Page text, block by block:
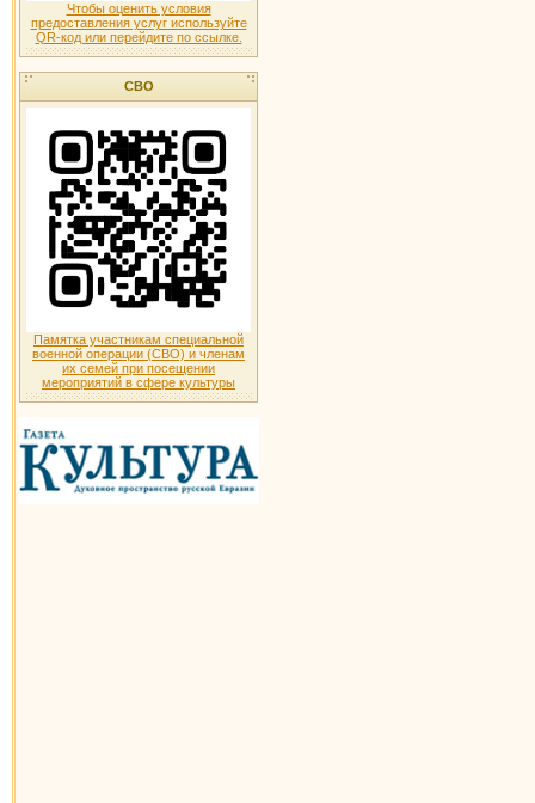
Чтобы оценить условия
предоставления услуг используйте
QR-код или перейдите по ссылке.
СВО
Памятка участникам специальной
военной операции (СВО) и членам
их семей при посещении
мероприятий в сфере культуры